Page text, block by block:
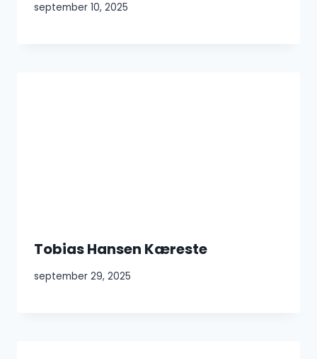
september 10, 2025
Tobias Hansen Kæreste
september 29, 2025